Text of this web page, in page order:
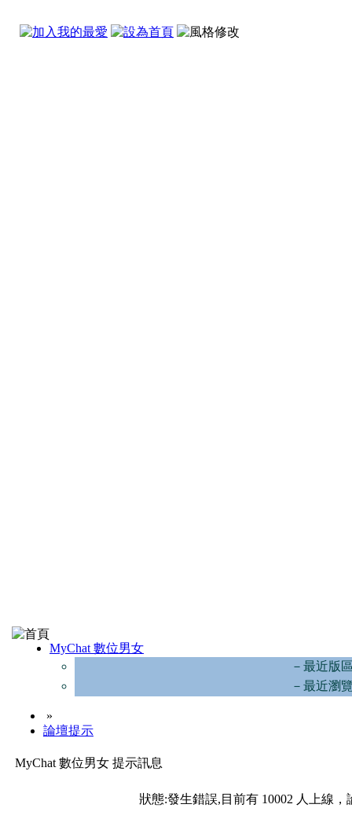
MyChat 數位男女
－最近版
－最近瀏
»
論壇提示
MyChat 數位男女 提示訊息
狀態:發生錯誤,目前有 10002 人上線